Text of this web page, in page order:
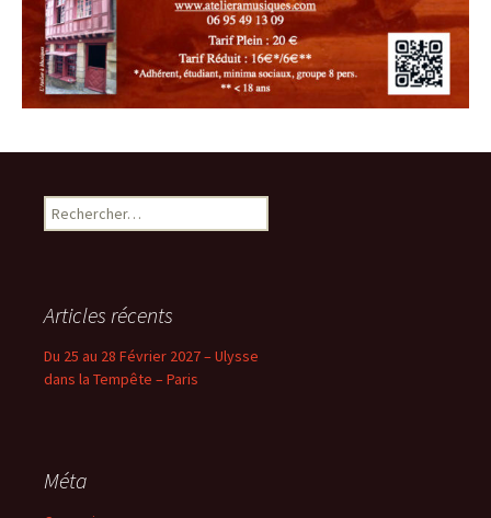
Rechercher :
Articles récents
Du 25 au 28 Février 2027 – Ulysse
dans la Tempête – Paris
Méta